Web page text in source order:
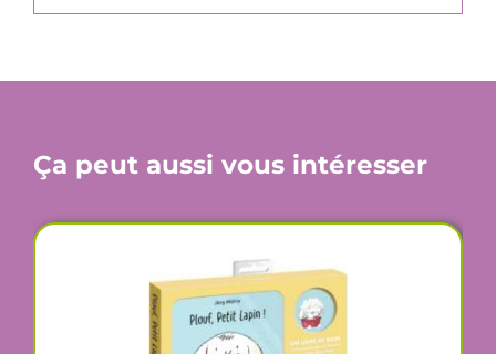
Ça peut aussi vous intéresser